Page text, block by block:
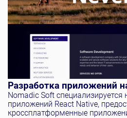
Разработка приложений
Nomadic Soft специализируется
приложений React Native,
кроссплатформенные